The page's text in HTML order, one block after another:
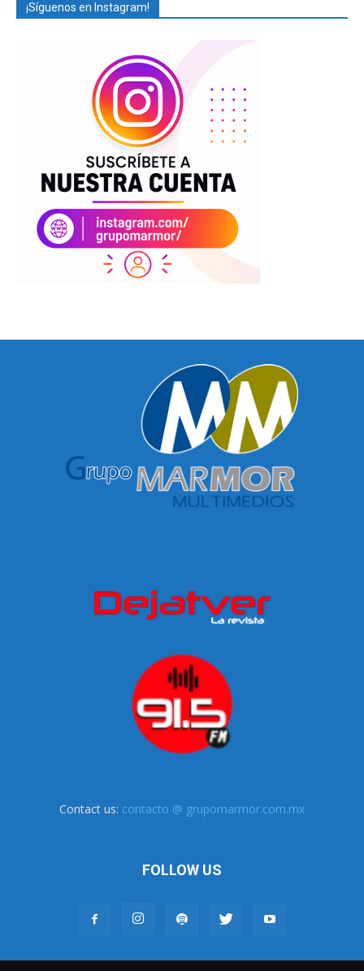
¡Síguenos en Instagram!
Contact us: contacto @ grupomarmor.com.mx
FOLLOW US